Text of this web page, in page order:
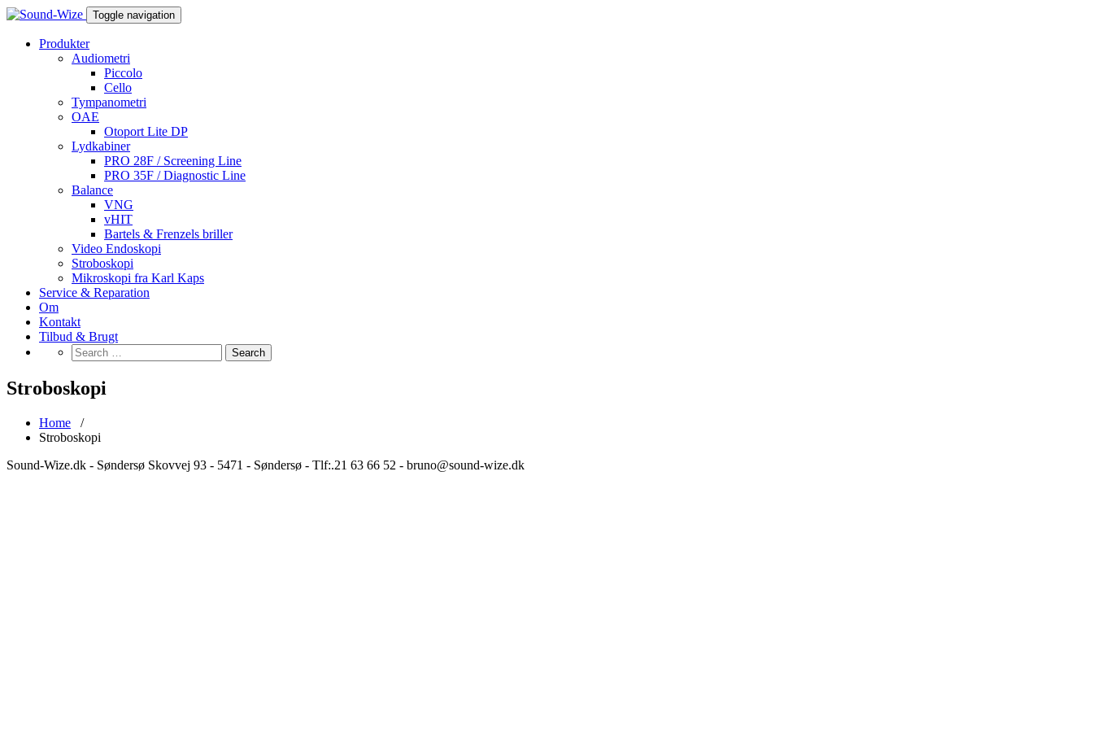
Toggle navigation
Produkter
Audiometri
Piccolo
Cello
Tympanometri
OAE
Otoport Lite DP
Lydkabiner
PRO 28F / Screening Line
PRO 35F / Diagnostic Line
Balance
VNG
vHIT
Bartels & Frenzels briller
Video Endoskopi
Stroboskopi
Mikroskopi fra Karl Kaps
Service & Reparation
Om
Kontakt
Tilbud & Brugt
Stroboskopi
Home /
Stroboskopi
Sound-Wize.dk - Søndersø Skovvej 93 - 5471 - Søndersø - Tlf:.21 63 66 52 - bruno@sound-wize.dk